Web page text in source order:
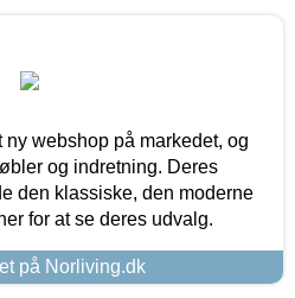
webshop på markedet, og
og indretning. Deres
den klassiske, den moderne
for at se deres udvalg.
på Norliving.dk